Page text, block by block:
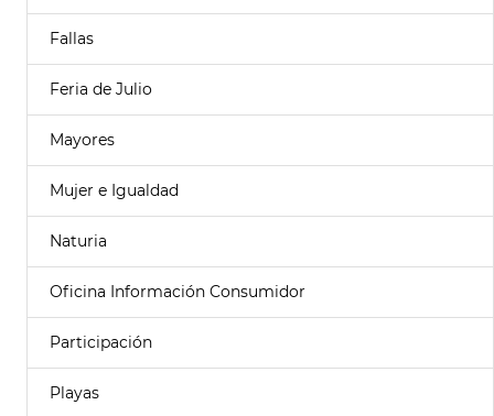
Fallas
Feria de Julio
Mayores
Mujer e Igualdad
Naturia
Oficina Información Consumidor
Participación
Playas